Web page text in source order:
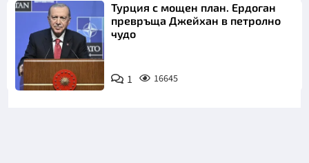
Турция с мощен план. Ердоган
превръща Джейхан в петролно
чудо
1 16645